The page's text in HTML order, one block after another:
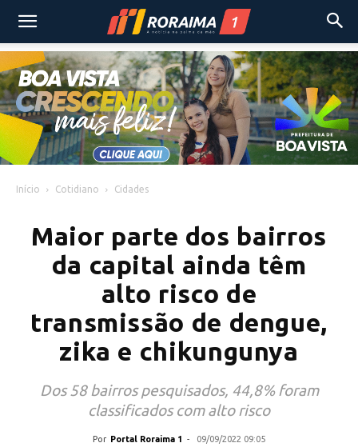
Início Cotidiano Cidades
Maior parte dos bairros
da capital ainda têm
alto risco de
transmissão de dengue,
zika e chikungunya
Dos 58 bairros pesquisados, 44,8% foram
classificados com alto risco
Por Portal Roraima 1 - 09/09/2022 09:05